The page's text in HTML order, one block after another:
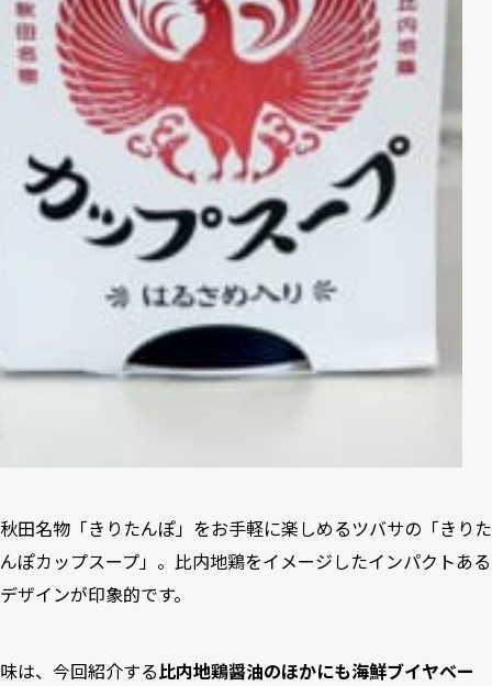
秋田名物「きりたんぽ」をお手軽に楽しめるツバサの「きりた
んぽカップスープ」。比内地鶏をイメージしたインパクトある
デザインが印象的です。
味は、今回紹介する比内地鶏醤油のほかにも海鮮ブイヤベー